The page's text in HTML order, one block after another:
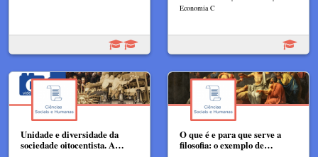
Economia C
Unidade e diversidade da
sociedade oitocentista. A…
O que é e para que serve a
filosofia: o exemplo de…